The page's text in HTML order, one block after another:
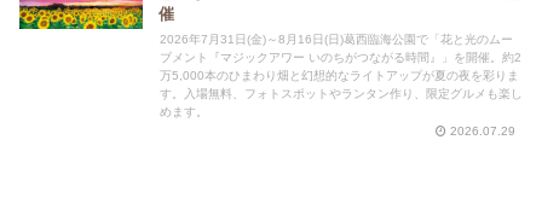
催
2026年7月31日(金)～8月16日(日)葛西臨海公園で「花と光のムー
ブメント『マジックアワー いのちがつながる時間』」を開催。約2
万5,000本のひまわり畑と幻想的なライトアップが夏の夜を彩りま
す。入場無料、フォトスポットやランタン作り、限定グルメも楽し
めます。
2026.07.29